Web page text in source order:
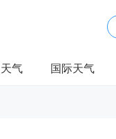
气 国际天气